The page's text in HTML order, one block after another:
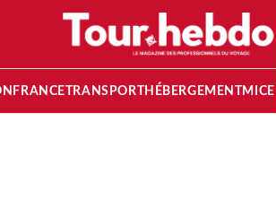
FRANCETRANSPORT HÉBERGEMENTMICE